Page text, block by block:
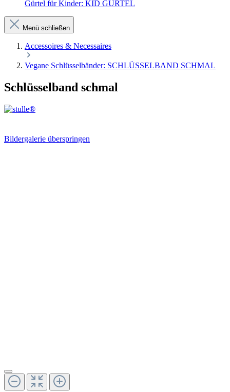
Gürtel für Kinder: KID GÜRTEL
Menü schließen
Accessoires & Necessaires
Vegane Schlüsselbänder: SCHLÜSSELBAND SCHMAL
Schlüsselband schmal
Bildergalerie überspringen